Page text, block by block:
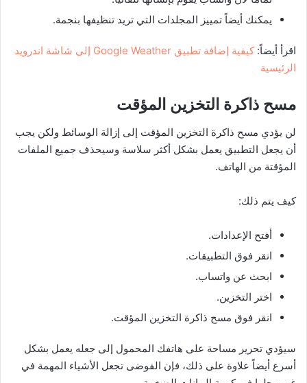
يمكنك أيضاً تمييز المجلدات التي تريد تنظيفها بنجمة.
اقرأ أيضاً:
كيفية إضافة تطبيق Google Weather إلى شاشة اندرويد
الرئيسية
مسح ذاكرة التخزين المؤقت
لن يؤدي مسح ذاكرة التخزين المؤقت إلى إزالة الوسائط ولكن يجب
أن يجعل التطبيق يعمل بشكل أكثر سلاسة وسيحذف جميع الملفات
المؤقتة من الهاتف.
كيف يتم ذلك:
أفتح الإعدادات.
انقر فوق التطبيقات.
ابحث عن واتساب.
اختر التخزين.
انقر فوق مسح ذاكرة التخزين المؤقت.
سيؤدي تحرير مساحة على هاتفك المحمول إلى جعله يعمل بشكل
أسرع أيضاً علاوة على ذلك، فإن الفوضى تجعل الأشياء المهمة في